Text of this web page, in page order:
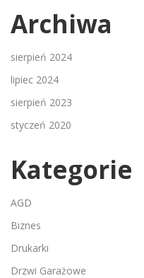
Archiwa
sierpień 2024
lipiec 2024
sierpień 2023
styczeń 2020
Kategorie
AGD
Biznes
Drukarki
Drzwi Garażowe